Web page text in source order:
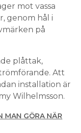
mot vassa
genom hål i
på
plåttak,
Att
installation är
Wilhelmsson.
MAN GÖRA NÄR